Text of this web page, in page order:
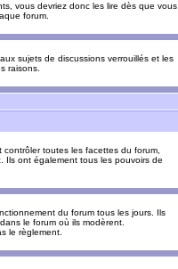
vous devriez donc les lire dès que vous
forum.
sujets de discussions verrouillés et les
raisons.
toutes les facettes du forum,
Ils ont également tous les pouvoirs de
du forum tous les jours. Ils
le forum où ils modèrent.
le règlement.